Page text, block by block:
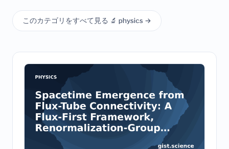
このカテゴリをすべて見る 🔬 physics →